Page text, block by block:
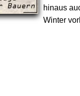
hinaus
Winter